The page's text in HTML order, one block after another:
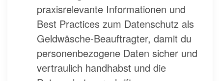
praxisrelevante Informationen und
Best Practices zum Datenschutz als
Geldwäsche-Beauftragter, damit du
personenbezogene Daten sicher und
vertraulich handhabst und die